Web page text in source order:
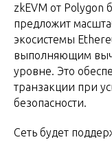
zkEVM от Polygon
предложит
экосистемы
выполняющим
уровне. Это
транзакции при
безопасности.
Сеть будет